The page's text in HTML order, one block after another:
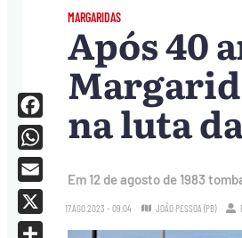
MARGARIDAS
Após 40
na luta
Em 12 de agosto de 1983
17.AGO.2023 - 09:04 JOÃO PESSOA (PB)
Facebook
WhatsApp
Email
X